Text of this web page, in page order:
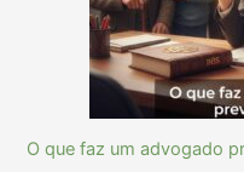
O que faz um advogado